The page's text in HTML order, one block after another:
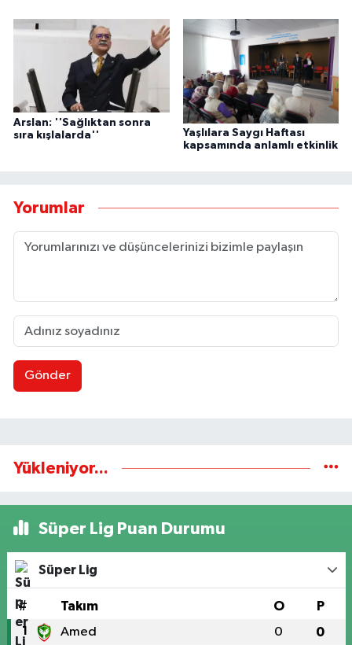
Arslan: ''Sağlıktan sonra
sıra kışlalarda''
Yaşlılara Saygı Haftası
kapsamında anlamlı etkinlik
Yorumlar
Gönder
Yükleniyor...
Süper Lig Puan Durumu
Süper Lig
# Takım O P
1 Amed 0 0